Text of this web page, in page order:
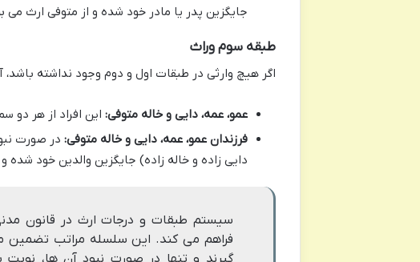
جایگزین پدر یا مادر خود شده و از متوفی ارث می
طبقه سوم وراث
اگر هیچ وارثی در طبقات اول و دوم وجود نداشته
عمو، عمه، دایی و خاله متوفی: این افراد از هر دو
فرزندان عمو، عمه، دایی و خاله متوفی: در صورت
دایی زاده و خاله زاده) جایگزین والدین خود شده
سیستم طبقات و درجات ارث در قانون مدنی
فراهم می کند. این سلسله مراتب تضمین